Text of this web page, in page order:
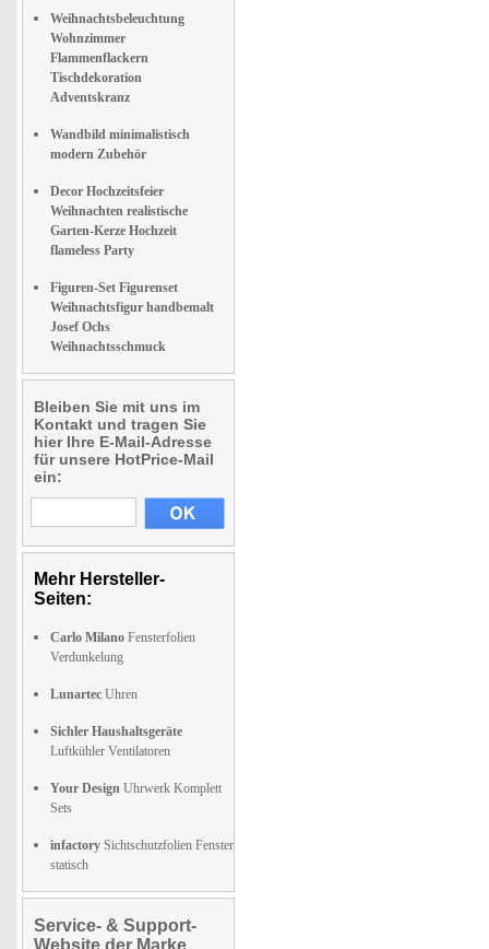
Weihnachtsbeleuchtung
Wohnzimmer
Flammenflackern
Tischdekoration
Adventskranz
Wandbild minimalistisch
modern Zubehör
Decor Hochzeitsfeier
Weihnachten realistische
Garten-Kerze Hochzeit
flameless Party
Figuren-Set Figurenset
Weihnachtsfigur handbemalt
Josef Ochs
Weihnachtsschmuck
Bleiben Sie mit uns im
Kontakt und tragen Sie
hier Ihre E-Mail-Adresse
für unsere HotPrice-Mail
ein:
Mehr Hersteller-
Seiten:
Carlo Milano Fensterfolien
Verdunkelung
Lunartec Uhren
Sichler Haushaltsgeräte
Luftkühler Ventilatoren
Your Design Uhrwerk Komplett
Sets
infactory Sichtschutzfolien Fenster
statisch
Service- & Support-
Website der Marke